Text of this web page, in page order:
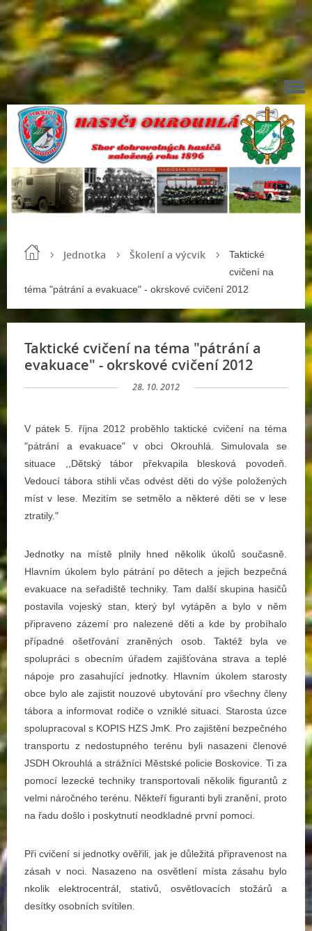
Jednotka Školení a výcvik
Taktické
cvičení na
téma "pátrání a evakuace" - okrskové cvičení 2012
Taktické cvičení na téma "pátrání a
evakuace" - okrskové cvičení 2012
28. 10. 2012
V pátek 5. října 2012 proběhlo taktické cvičení na téma
"pátrání a evakuace" v obci Okrouhlá. Simulovala se
situace ,,Dětský tábor překvapila blesková povodeň.
Vedoucí tábora stihli včas odvést děti do výše položených
míst v lese. Mezitím se setmělo a některé děti se v lese
ztratily."
Jednotky na místě plnily hned několik úkolů současně.
Hlavním úkolem bylo pátrání po dětech a jejich bezpečná
evakuace na seřadiště techniky. Tam další skupina hasičů
postavila vojeský stan, který byl vytápěn a bylo v něm
připraveno zázemí pro nalezené děti a kde by probíhalo
případné ošetřování zraněných osob. Taktéž byla ve
spolupráci s obecním úřadem zajišťována strava a teplé
nápoje pro zasahující jednotky. Hlavním úkolem starosty
obce bylo ale zajistit nouzové ubytování pro všechny členy
tábora a informovat rodiče o vzniklé situaci. Starosta úzce
spolupracoval s KOPIS HZS JmK. Pro zajištění bezpečného
transportu z nedostupného terénu byli nasazeni členové
JSDH Okrouhlá a strážníci Městské policie Boskovice. Ti za
pomocí lezecké techniky transportovali několik figurantů z
velmi náročného terénu. Někteří figuranti byli zranění, proto
na řadu došlo i poskytnutí neodkladné první pomoci.
Při cvičení si jednotky ověřili, jak je důležitá připravenost na
zásah v noci. Nasazeno na osvětlení místa zásahu bylo
nkolik elektrocentrál, stativů, osvětlovacích stožárů a
desítky osobních svítilen.